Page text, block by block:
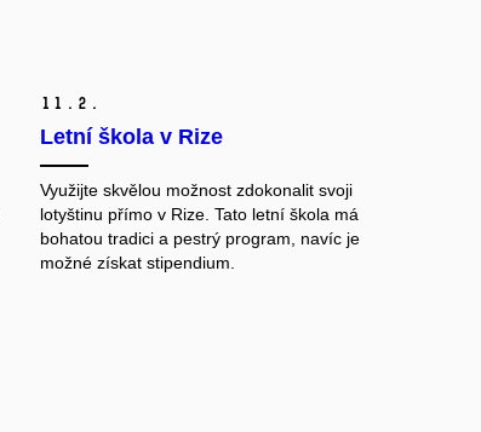
11. 2.
Letní škola v Rize
Využijte skvělou možnost zdokonalit svoji
lotyštinu přímo v Rize. Tato letní škola má
bohatou tradici a pestrý program, navíc je
možné získat stipendium.